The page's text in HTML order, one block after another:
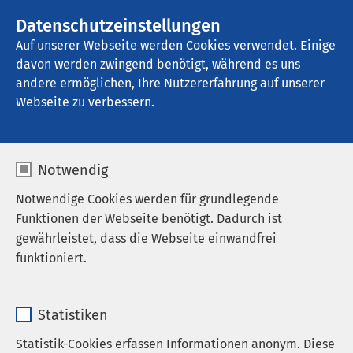
Datenschutzeinstellungen
Auf unserer Webseite werden Cookies verwendet. Einige
davon werden zwingend benötigt, während es uns
andere ermöglichen, Ihre Nutzererfahrung auf unserer
Webseite zu verbessern.
Notwendig
Notwendige Cookies werden für grundlegende
Funktionen der Webseite benötigt. Dadurch ist
gewährleistet, dass die Webseite einwandfrei
funktioniert.
Anbieter sgalinski
Statistiken
Statistik-Cookies erfassen Informationen anonym. Diese
AMEOS Klinikum für Forensische
Psychiatrie und Psychotherapie Neustadt
Impressum
AMEOS Krankenhausgesellschaft Holstein mbH
Wiesenhof 10
D-23730 Neustadt in Holstein
Tel.: +49 4561 611 0